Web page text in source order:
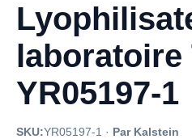
laboratoire
YR05197-1
SKU:YR05197-1 · Par Kalstein